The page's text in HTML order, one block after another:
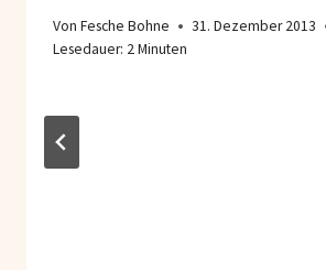
Von Fesche Bohne
31. Dezember 2013
Lesedauer: 2Minuten